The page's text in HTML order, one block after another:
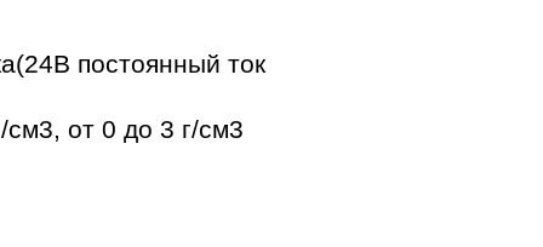
(24В постоянный ток
см3, от 0 до 3 г/см3